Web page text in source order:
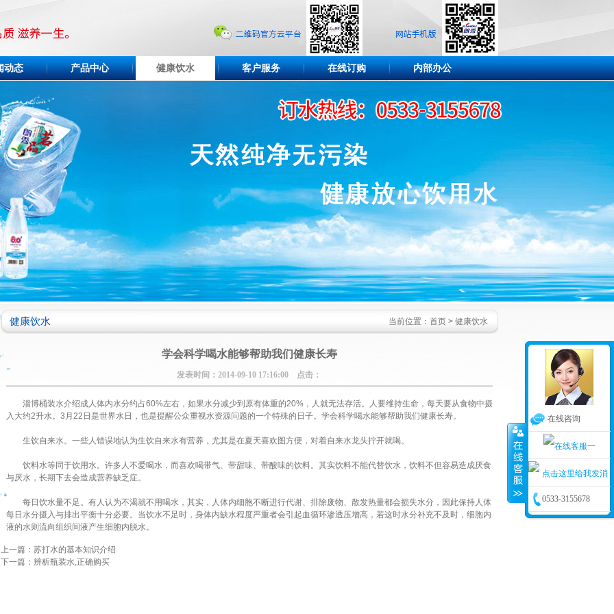
动态 产品中心 健康饮水 客户服务 在线订购 内部办公
当前位置： 首页> 健康饮水
健康饮水
学会科学喝水能够帮助我们健康长寿
发表时间：2014-09-10 17:16:00 点击：
淄博桶装水介绍成人体内水分约占60%左右，如果水分减少到原有体重的20%，人就无法存活。人要维持生命，每天要从食物中摄
入大约2升水。3月22日是世界水日，也是提醒公众重视水资源问题的一个特殊的日子。学会科学喝水能够帮助我们健康长寿。
生饮自来水。一些人错误地认为生饮自来水有营养，尤其是在夏天喜欢图方便，对着自来水龙头拧开就喝。
饮料水等同于饮用水。许多人不爱喝水，而喜欢喝带气、带甜味、带酸味的饮料。其实饮料不能代替饮水，饮料不但容易造成厌食
与厌水，长期下去会造成营养缺乏症。
每日饮水量不足。有人认为不渴就不用喝水，其实，人体内细胞不断进行代谢、排除废物、散发热量都会损失水分，因此保持人体
每日水分摄入与排出平衡十分必要。当饮水不足时，身体内缺水程度严重者会引起血循环渗透压增高，若这时水分补充不及时，细胞内
液的水则流向组织间液产生细胞内脱水。
上一篇：苏打水的基本知识介绍
下一篇：辨析瓶装水,正确购买
在线咨询
0533-3155678